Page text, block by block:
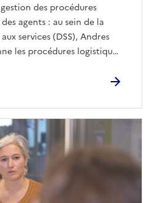
des procédures
agents : au sein de la
services (DSS), Andres
les procédures logistiques
et gérer les
mais essentiel, qui allie
et une forte dimension